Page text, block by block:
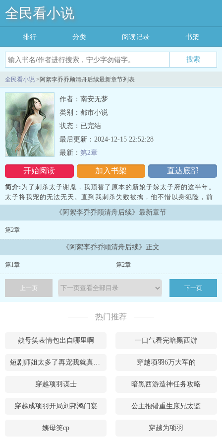
全民看小说
搜索
排行 分类 阅读记录 书架
全民看小说 >阿絮李乔乔顾清舟后续最新章节列表
作者：南安无梦
类别：都市小说
状态：已完结
开始阅读 加入书架 直达底部
最后更新：2024-12-15 22:52:28
最新： 第2章
简介: 为了刺杀太子谢胤，我顶替了原本的新娘子嫁太子府的这半年。
太子将我宠的无法无天。直到我刺杀失败被擒，他不惜以身犯险，前
来救我。再睁眼时，我重生回到与他成婚的前一夜，看到倒在地上的
新娘，我并未杀她，而是将她抱起，放置床上，转身离开。上一世，
我害他惨死，重活一世，我必要护他周全。
《阿絮李乔乔顾清舟后续》最新章节
第2章
《阿絮李乔乔顾清舟后续》正文
第1章 第2章
上一页 下一页
热门推荐
姨母笑表情包出自哪里啊 一口气看完暗黑西游
短剧师姐太多了再宠我就真废了第二季 穿越项羽6万大军的
穿越项羽谋士 暗黑西游造神任务攻略
穿越成项羽开局刘邦鸿门宴 公主抱错重生庶兄太监
姨母笑cp 穿越为项羽